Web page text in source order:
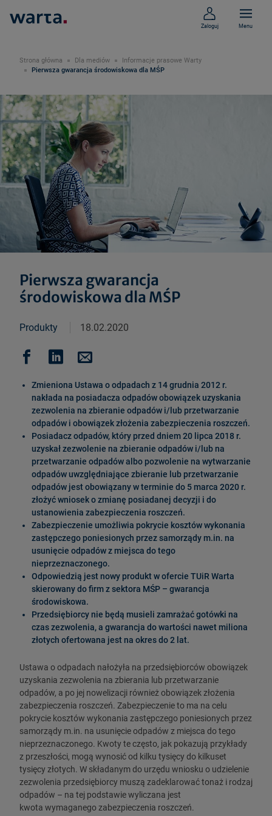
Zaloguj Menu
Strona główna Dla mediów
Informacje prasowe Warty
Pierwsza gwarancja środowiskowa dla MŚP
Produkty 18.02.2020
Pierwsza gwarancja
środowiskowa dla MŚP
Zmieniona Ustawa o odpadach z 14 grudnia 2012 r.
nakłada na posiadacza odpadów obowiązek uzyskania
zezwolenia na zbieranie odpadów i/lub przetwarzanie
odpadów i obowiązek złożenia zabezpieczenia roszczeń.
Posiadacz odpadów, który przed dniem 20 lipca 2018 r.
uzyskał zezwolenie na zbieranie odpadów i/lub na
przetwarzanie odpadów albo pozwolenie na wytwarzanie
odpadów uwzględniające zbieranie lub przetwarzanie
odpadów jest obowiązany w terminie do 5 marca 2020 r.
złożyć wniosek o zmianę posiadanej decyzji i do
ustanowienia zabezpieczenia roszczeń.
Zabezpieczenie umożliwia pokrycie kosztów wykonania
zastępczego poniesionych przez samorządy m.in. na
usunięcie odpadów z miejsca do tego
nieprzeznaczonego.
Odpowiedzią jest nowy produkt w ofercie TUiR Warta
skierowany do firm z sektora MŚP – gwarancja
środowiskowa.
Przedsiębiorcy nie będą musieli zamrażać gotówki na
czas zezwolenia, a gwarancja do wartości nawet miliona
złotych ofertowana jest na okres do 2 lat.
Ustawa o odpadach nałożyła na przedsiębiorców obowiązek
uzyskania zezwolenia na zbierania lub przetwarzanie
odpadów, a po jej nowelizacji również obowiązek złożenia
zabezpieczenia roszczeń. Zabezpieczenie to ma na celu
pokrycie kosztów wykonania zastępczego poniesionych przez
samorządy m.in. na usunięcie odpadów z miejsca do tego
nieprzeznaczonego. Kwoty te często, jak pokazują przykłady
z przeszłości, mogą wynosić od kilku tysięcy do kilkuset
tysięcy złotych. W składanym do urzędu wniosku o udzielenie
zezwolenia przedsiębiorcy muszą zadeklarować tonaż i rodzaj
odpadów – na tej podstawie wyliczana jest
kwota wymaganego zabezpieczenia roszczeń.